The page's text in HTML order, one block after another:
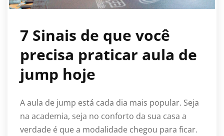
7 Sinais de que você
precisa praticar aula de
jump hoje
A aula de jump está cada dia mais popular. Seja
na academia, seja no conforto da sua casa a
verdade é que a modalidade chegou para ficar.